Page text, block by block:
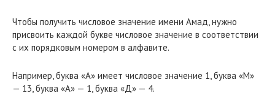
Чтобы получить числовое значение имени Амад, нужно
присвоить каждой букве числовое значение в соответствии
с их порядковым номером в алфавите.
Например, буква «А» имеет числовое значение 1, буква «М»
— 13, буква «А» — 1, буква «Д» — 4.